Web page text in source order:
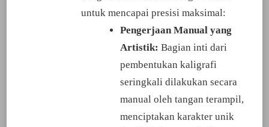
untuk mencapai presisi maksimal:
Pengerjaan Manual yang
Artistik: Bagian inti dari
pembentukan kaligrafi
seringkali dilakukan secara
manual oleh tangan terampil,
menciptakan karakter unik